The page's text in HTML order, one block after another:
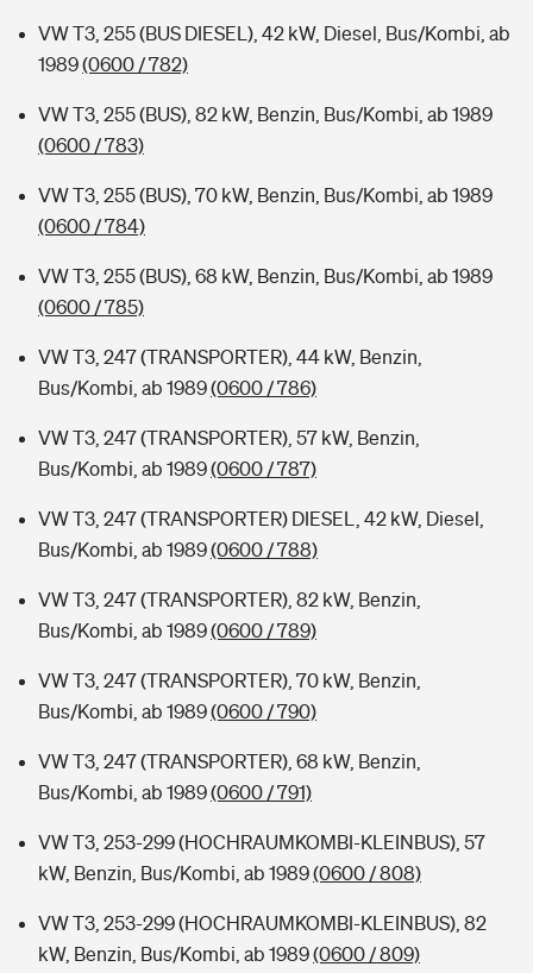
VW T3, 255 (BUS DIESEL), 42 kW, Diesel, Bus/Kombi, ab
1989(0600 / 782)
VW T3, 255 (BUS), 82 kW, Benzin, Bus/Kombi, ab 1989
(0600 / 783)
VW T3, 255 (BUS), 70 kW, Benzin, Bus/Kombi, ab 1989
(0600 / 784)
VW T3, 255 (BUS), 68 kW, Benzin, Bus/Kombi, ab 1989
(0600 / 785)
VW T3, 247 (TRANSPORTER), 44 kW, Benzin,
Bus/Kombi, ab 1989(0600 / 786)
VW T3, 247 (TRANSPORTER), 57 kW, Benzin,
Bus/Kombi, ab 1989(0600 / 787)
VW T3, 247 (TRANSPORTER) DIESEL, 42 kW, Diesel,
Bus/Kombi, ab 1989(0600 / 788)
VW T3, 247 (TRANSPORTER), 82 kW, Benzin,
Bus/Kombi, ab 1989(0600 / 789)
VW T3, 247 (TRANSPORTER), 70 kW, Benzin,
Bus/Kombi, ab 1989(0600 / 790)
VW T3, 247 (TRANSPORTER), 68 kW, Benzin,
Bus/Kombi, ab 1989(0600 / 791)
VW T3, 253-299 (HOCHRAUMKOMBI-KLEINBUS), 57
kW, Benzin, Bus/Kombi, ab 1989(0600 / 808)
VW T3, 253-299 (HOCHRAUMKOMBI-KLEINBUS), 82
kW, Benzin, Bus/Kombi, ab 1989(0600 / 809)